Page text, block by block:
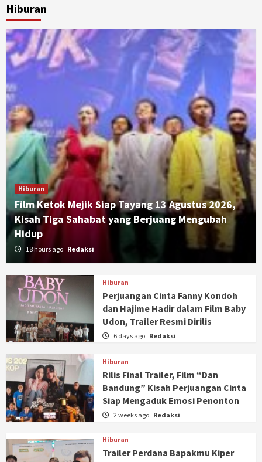
Hiburan
Hiburan
Film Ketok Mejik Siap Tayang 13 Agustus 2026,
Kisah Tiga Sahabat yang Berjuang Mengubah
Hidup
18 hours ago Redaksi
Hiburan
Perjuangan Cinta Fanny Kondoh
dan Hajime Hadir dalam Film Baby
Udon, Trailer Resmi Dirilis
6 days ago Redaksi
Hiburan
Rilis Final Trailer, Film “Dan
Bandung” Kisah Perjuangan Cinta
Siap Mengaduk Emosi Penonton
2 weeks ago Redaksi
Hiburan
Trailer Perdana Bapakmu Kiper